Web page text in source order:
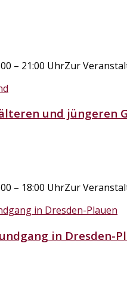
– 21:00 UhrZur
und jüngeren
– 18:00 UhrZur
in Dresden-